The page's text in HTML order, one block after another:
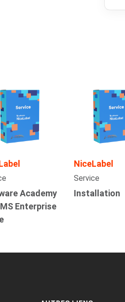
Academy
Enterprise
NiceLabel
Service
Installation